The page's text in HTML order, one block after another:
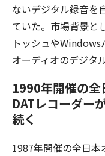
ないデジタル録音を
ていた。市場背景と
トッシュや
オーディオのデジタ
1990年開催の
DATレコーダー
続く
1987年開催の全日本